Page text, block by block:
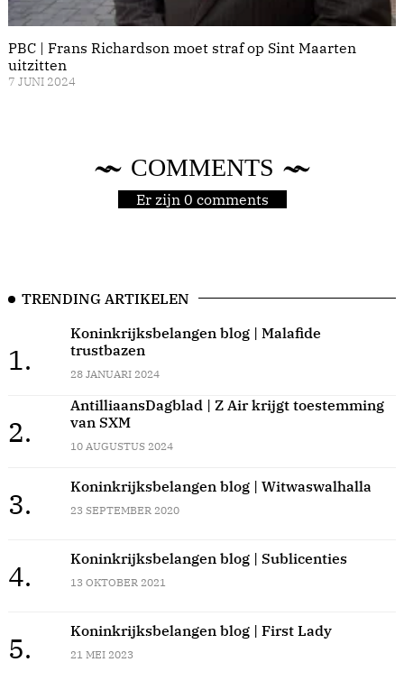
PBC | Frans Richardson moet straf op Sint Maarten
uitzitten
7 JUNI 2024
COMMENTS
Er zijn 0 comments
TRENDING ARTIKELEN
1.
Koninkrijksbelangen blog | Malafide
trustbazen
28 JANUARI 2024
2.
AntilliaansDagblad | Z Air krijgt toestemming
van SXM
10 AUGUSTUS 2024
3.
Koninkrijksbelangen blog | Witwaswalhalla
23 SEPTEMBER 2020
4.
Koninkrijksbelangen blog | Sublicenties
13 OKTOBER 2021
5.
Koninkrijksbelangen blog | First Lady
21 MEI 2023